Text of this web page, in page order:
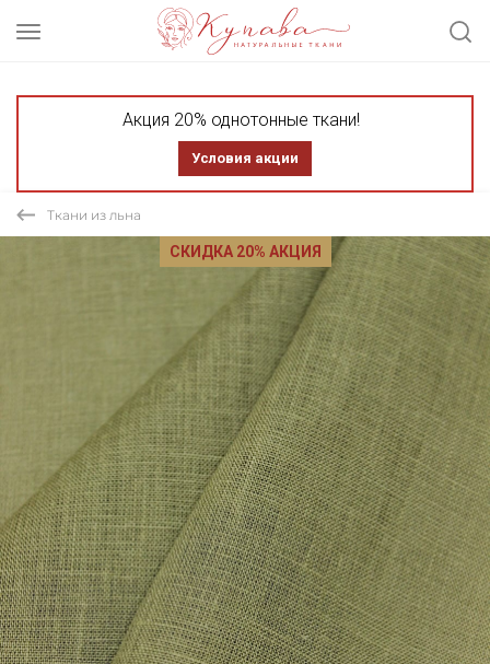
Акция 20% однотонные ткани!
Условия акции
Ткани из льна
СКИДКА 20% АКЦИЯ